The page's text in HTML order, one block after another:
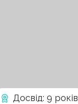
Досвід: 9 років